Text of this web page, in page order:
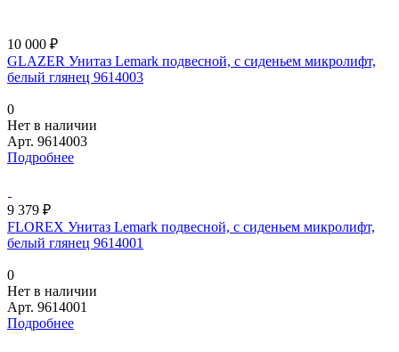
10 000 ₽
GLAZER Унитаз Lemark подвесной, с сиденьем микролифт,
белый глянец 9614003
0
Нет в наличии
Арт. 9614003
Подробнее
9 379 ₽
FLOREX Унитаз Lemark подвесной, с сиденьем микролифт,
белый глянец 9614001
0
Нет в наличии
Арт. 9614001
Подробнее